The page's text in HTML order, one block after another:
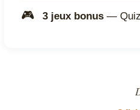
🎮 3 jeux bonus — Quiz